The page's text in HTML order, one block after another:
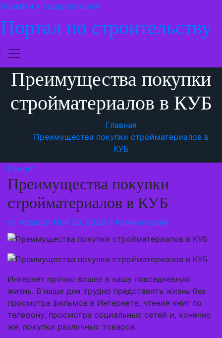
Перейти к содержимому
Портал по строительству
Преимущества покупки
стройматериалов в КУБ
Главная
Преимущества покупки стройматериалов в
КУБ
Ремонт
Преимущества покупки
стройматериалов в КУБ
от redactor Ноя 20, 2020 0 Комментарий
Интернет прочно вошел в нашу повседневную
жизнь. В наши дни трудно представить жизнь без
просмотра фильмов в Интернете, чтения книг по
телефону, просмотра социальных сетей и, конечно
же, покупки различных товаров.